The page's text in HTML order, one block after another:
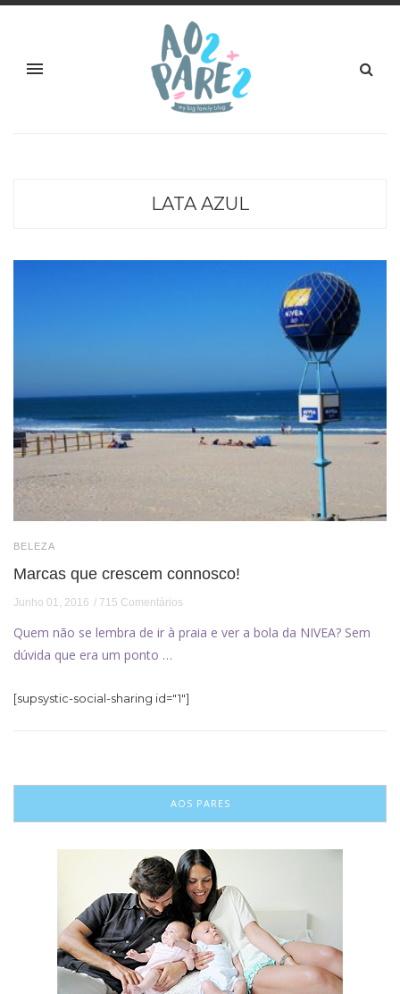
LATA AZUL
BELEZA
Marcas que crescem connosco!
Junho 01, 2016 715 Comentários
Quem não se lembra de ir à praia e ver a bola da NIVEA? Sem
dúvida que era um ponto …
[supsystic-social-sharing id="1"]
AOS PARES